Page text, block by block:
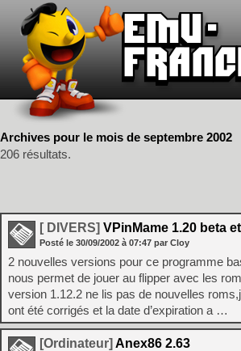
Archives pour le mois de septembre 2002
206 résultats.
[ DIVERS] VPinMame 1.20 beta
Posté le 30/09/2002 à 07:47 par Cloy
2 nouvelles versions pour ce programme
nous permet de jouer au flipper avec les
version 1.12.2 ne lis pas de nouvelles
ont été corrigés et la date d’expiration a …
[Ordinateur] Anex86 2.63